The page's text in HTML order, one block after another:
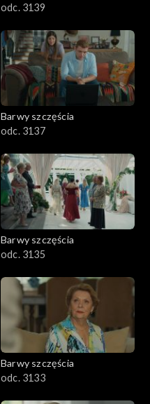
odc. 3139
Barwy szczęścia
odc. 3137
Barwy szczęścia
odc. 3135
Barwy szczęścia
odc. 3133